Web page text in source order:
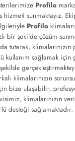
Profilo
hizmeti sunmaktayız.
Profilo
bir şekilde çözüm
tutarak, klimalarınızın
kullanım sağlamak için
klimalarınızın
bize ulaşabilir,
klimalarınızın
desteği sağlamaktadır.